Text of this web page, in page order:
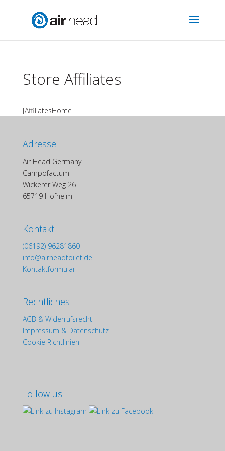
Store Affiliates
[AffiliatesHome]
Adresse
Air Head Germany
Campofactum
Wickerer Weg 26
65719 Hofheim
Kontakt
(06192) 96281860
info@airheadtoilet.de
Kontaktformular
Rechtliches
AGB & Widerrufsrecht
Impressum & Datenschutz
Cookie Richtlinien
Follow us